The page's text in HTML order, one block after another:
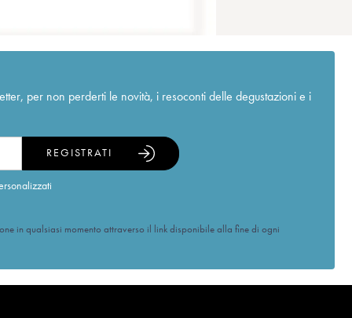
per non perderti le novità, i resoconti delle degustazioni e i
REGISTRATI
in qualsiasi momento attraverso il link disponibile alla fine di ogni